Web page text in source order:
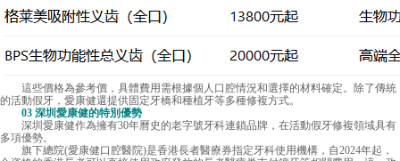
這些價格為參考價，具體費用需根據個人口腔情況和選擇的材料確定。除了傳統
的活動假牙，愛康健還提供固定牙橋和種植牙等多種修複方式。
03 深圳愛康健的特別優勢
深圳愛康健作為擁有30年曆史的老字號牙科連鎖品牌，在活動假牙修複領域具有
多項優勢。
旗下總院(愛康健口腔醫院)是香港長者醫療券指定牙科使用機構，自2024年起，